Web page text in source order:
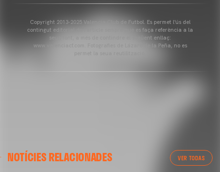
Copyright 2013-2025 Valencia Club de Futbol. Es permet l'ús del
contingut editorial de l'article sempre que es faça referència a la
seua font, a més de contindre el següent enllaç:
www.valenciacf.com. Fotografies de Lázaro de la Peña, no es
NOTÍCIES RELACIONADES VER TODAS